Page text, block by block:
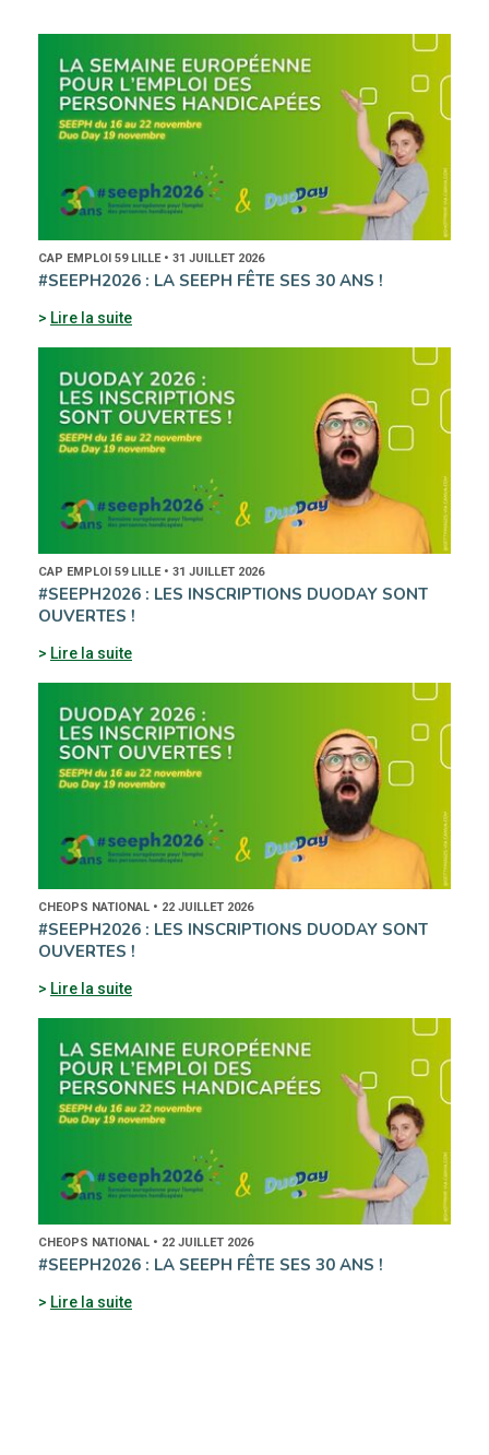
CAP EMPLOI 59 LILLE • 31 JUILLET 2026
#SEEPH2026 : LA SEEPH FÊTE SES 30 ANS !
Lire la suite
CAP EMPLOI 59 LILLE • 31 JUILLET 2026
#SEEPH2026 : LES INSCRIPTIONS DUODAY SONT
OUVERTES !
Lire la suite
CHEOPS NATIONAL • 22 JUILLET 2026
#SEEPH2026 : LES INSCRIPTIONS DUODAY SONT
OUVERTES !
Lire la suite
CHEOPS NATIONAL • 22 JUILLET 2026
#SEEPH2026 : LA SEEPH FÊTE SES 30 ANS !
Lire la suite